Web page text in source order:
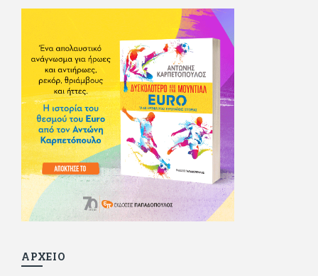
ταινίες κι έγραφε και στο περιοδικό Σινεμά, είχε κάποιες
αισθηματικές περιπέτειες που σκόρπισαν γέλιο στους φίλους
του - αν όχι και στον ίδιο. Πήγε στρατό κανονικά στα σύνορα
και διατήρησε μια καλή σχέση με την οικογένεια του, την
οποία αισθάνεται πως διάφορες φορές έφερε σε δύσκολη
θέση. Κείμενο με την υπογραφή του πρωτοδημοσιεύτηκε στο
Φίλαθλο το 1992. Επέστρεψε οριστικά στην Ελλάδα το 1998,
δούλεψε για πολλούς (αφού δυσκολεύεται να πει όχι), και
κάποιοι, αν όχι και όλοι, τον πλήρωσαν κι έμειναν και
ευχαριστημένοι από τη συνεργασία. Σήμερα πλέον εργάζεται
στον Sport Fm (όπου έχει κλείσει εικοσαετία) και στη
Sportday. Επαίρεται ότι λίγοι έχουν δει περισσότερο
ποδόσφαιρο από τον ίδιο και θεωρεί τον εαυτό του τυχερό
γιατί είναι μέλος της γενιάς που απόλαυσε τους μεγαλύτερους
σε όλα τα σπορ. Δεν είναι παντρεμένος, αλλά θαυμάζει όσους
βρίσκουν το κουράγιο να το κάνουν. Αντίθετα από πολλούς
φίλους του δεν πληρώνει διατροφές. Ελπίζει ότι δεν έχει
παιδιά. Απειλεί ότι θα γράφει όσο υπάρχουν άνθρωποι που
ΑΡΧΕΙΟ